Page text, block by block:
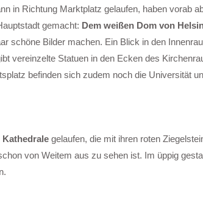
in Richtung Marktplatz gelaufen, haben vorab
gemacht: Dem weißen Dom von
schöne Bilder machen. Ein Blick in den
vereinzelte Statuen in den Ecken des
befinden sich zudem noch die Universität
Kathedralegelaufen, die mit ihren roten
von Weitem aus zu sehen ist. Im üppig